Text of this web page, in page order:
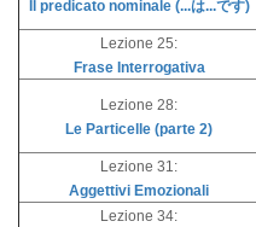
Il predicato nominale (...は...です)
Lezione 25:
Frase Interrogativa
Lezione 28:
Le Particelle (parte 2)
Lezione 31:
Aggettivi Emozionali
Lezione 34: